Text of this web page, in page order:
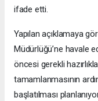
ifade etti.
Yapılan açıklamaya
Müdürlüğü’ne havale
öncesi gerekli
tamamlanmasının
başlatılması